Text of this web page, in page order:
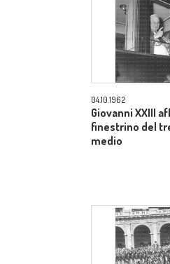
04.10.1962
Giovanni XXIII
finestrino del
medio